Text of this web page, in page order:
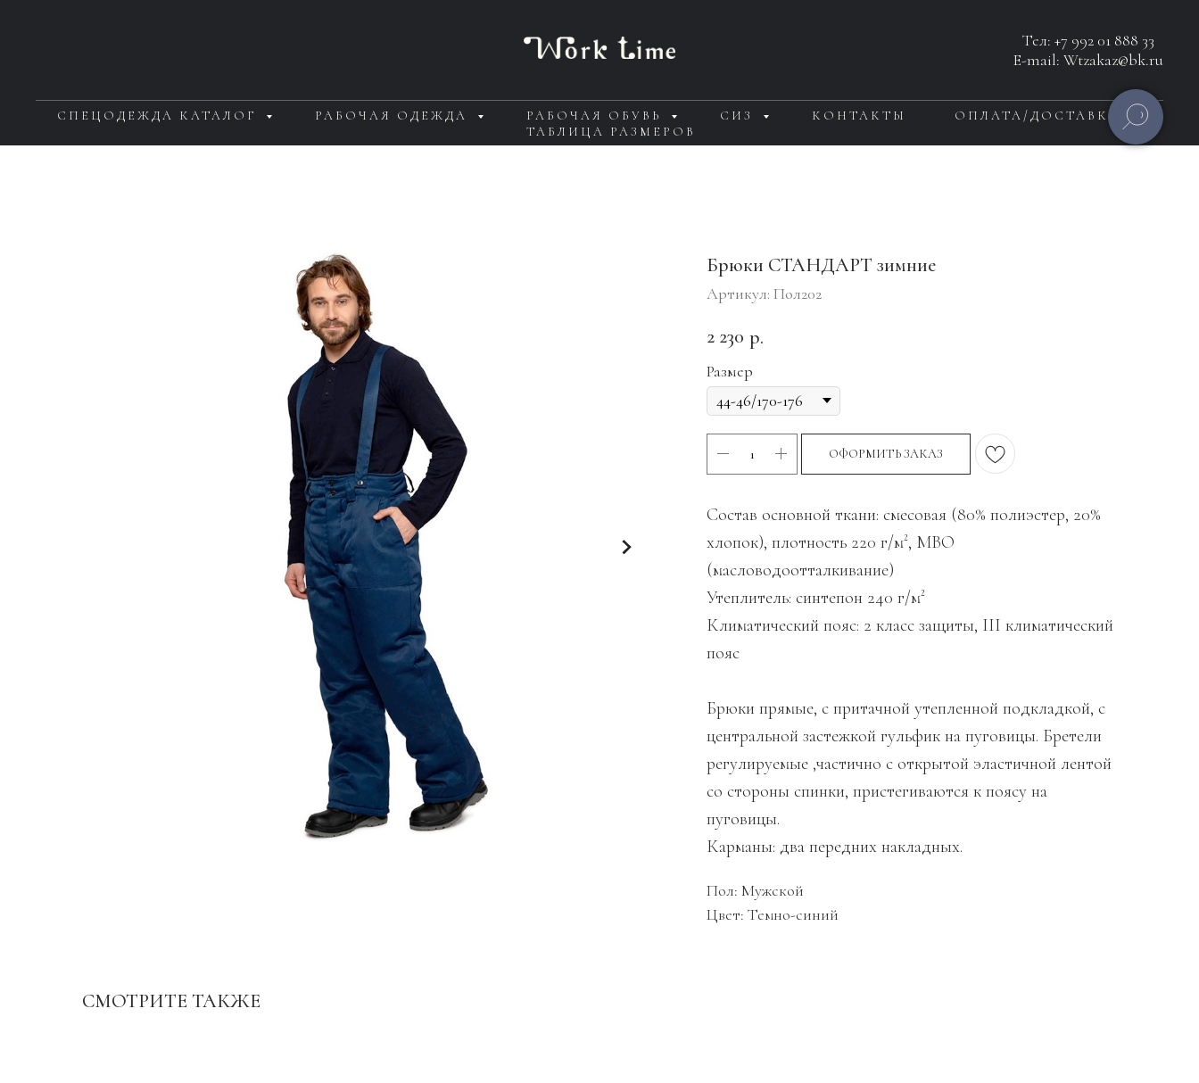
Тел: +7 992 01 888 33
E-mail: Wtzakaz@bk.ru
СПЕЦОДЕЖДА КАТАЛОГ РАБОЧАЯ ОДЕЖДА РАБОЧАЯ ОБУВЬ СИЗ КОНТАКТЫ
ОПЛАТА/ДОСТАВКА
ТАБЛИЦА РАЗМЕРОВ
Брюки СТАНДАРТ зимние
Артикул: Пол202
2 230 р.
Размер
ОФОРМИТЬ ЗАКАЗ
Состав основной ткани: смесовая (80% полиэстер, 20%
хлопок), плотность 220 г/м², МВО
(масловодоотталкивание)
Утеплитель: синтепон 240 г/м²
Климатический пояс: 2 класс защиты, III климатический
пояс
Брюки прямые, с притачной утепленной подкладкой, с
центральной застежкой гульфик на пуговицы. Бретели
регулируемые ,частично с открытой эластичной лентой
со стороны спинки, пристегиваются к поясу на
пуговицы.
Карманы: два передних накладных.
Пол: Мужской
Цвет: Темно-синий
СМОТРИТЕ ТАКЖЕ